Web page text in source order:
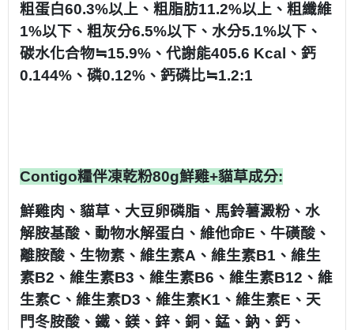
粗蛋白60.3%以上、粗脂肪11.2%以上、粗纖維
1%以下、粗灰分6.5%以下、水分5.1%以下、
碳水化合物≒15.9%、代謝能405.6 Kcal、鈣
0.144%、磷0.12%、鈣磷比≒1.2:1
Contigo糧伴凍乾粉80g鮮雞+貓草成分:
鮮雞肉、貓草、大豆卵磷脂、馬鈴薯澱粉、水
解胺基酸、動物水解蛋白、維他命E、牛磺酸、
離胺酸、生物素、維生素A、維生素B1、維生
素B2、維生素B3、維生素B6、維生素B12、維
生素C、維生素D3、維生素K1、維生素E、天
門冬胺酸、鐵、鎂、鋅、銅、錳、鈉、鈣、